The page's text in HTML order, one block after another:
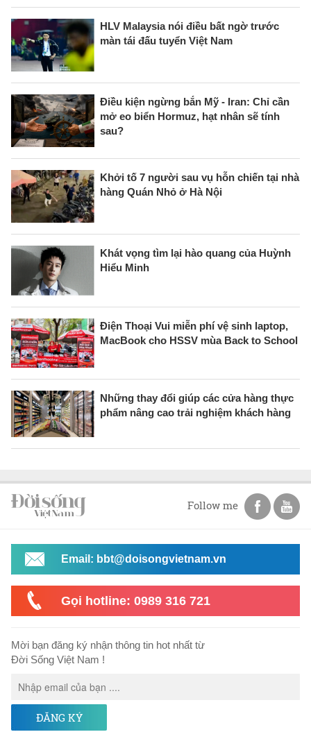
HLV Malaysia nói điều bất ngờ trước
màn tái đấu tuyển Việt Nam
Điều kiện ngừng bắn Mỹ - Iran: Chỉ cần
mở eo biển Hormuz, hạt nhân sẽ tính
sau?
Khởi tố 7 người sau vụ hỗn chiến tại nhà
hàng Quán Nhỏ ở Hà Nội
Khát vọng tìm lại hào quang của Huỳnh
Hiểu Minh
Điện Thoại Vui miễn phí vệ sinh laptop,
MacBook cho HSSV mùa Back to School
Những thay đổi giúp các cửa hàng thực
phẩm nâng cao trải nghiệm khách hàng
Follow me
Email: bbt@doisongvietnam.vn
Gọi hotline: 0989 316 721
Mời bạn đăng ký nhận thông tin hot nhất từ
Đời Sống Việt Nam !
ĐĂNG KÝ